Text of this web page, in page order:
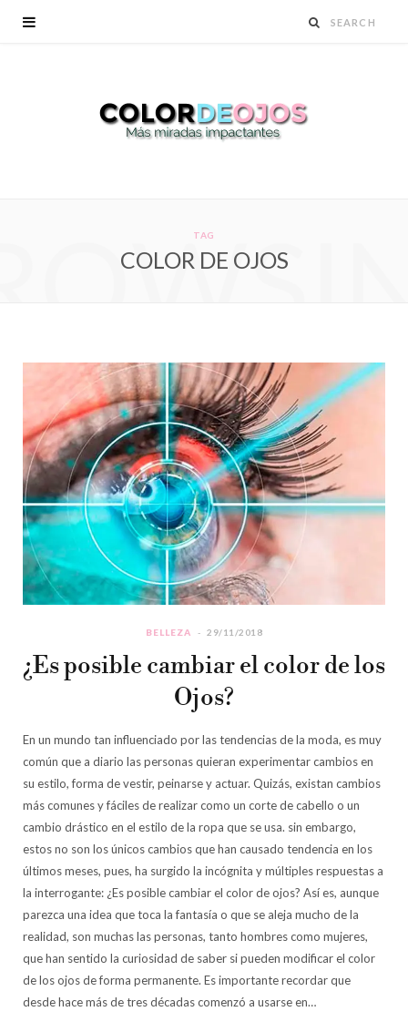
TAG
COLOR DE OJOS
BELLEZA 29/11/2018
¿Es posible cambiar el color de los
Ojos?
En un mundo tan influenciado por las tendencias de la moda, es muy
común que a diario las personas quieran experimentar cambios en
su estilo, forma de vestir, peinarse y actuar. Quizás, existan cambios
más comunes y fáciles de realizar como un corte de cabello o un
cambio drástico en el estilo de la ropa que se usa. sin embargo,
estos no son los únicos cambios que han causado tendencia en los
últimos meses, pues, ha surgido la incógnita y múltiples respuestas a
la interrogante: ¿Es posible cambiar el color de ojos? Así es, aunque
parezca una idea que toca la fantasía o que se aleja mucho de la
realidad, son muchas las personas, tanto hombres como mujeres,
que han sentido la curiosidad de saber si pueden modificar el color
de los ojos de forma permanente. Es importante recordar que
desde hace más de tres décadas comenzó a usarse en…